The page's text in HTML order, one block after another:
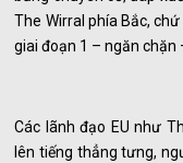
The Wirral phía Bắc,
giai đoạn 1 – ngăn chặn
Các lãnh đạo EU như
lên tiếng thẳng tưng,